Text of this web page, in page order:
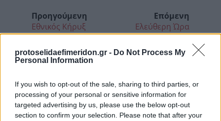
protoselidaefimeridon.gr - Do Not Process My
Personal Information
If you wish to opt-out of the sale, sharing to third parties, or
processing of your personal or sensitive information for
targeted advertising by us, please use the below opt-out
section to confirm your selection. Please note that after your
Προηγούμενη
Εθνικός Κήρυξ
Επόμενη
Ελεύθερη Ώρα